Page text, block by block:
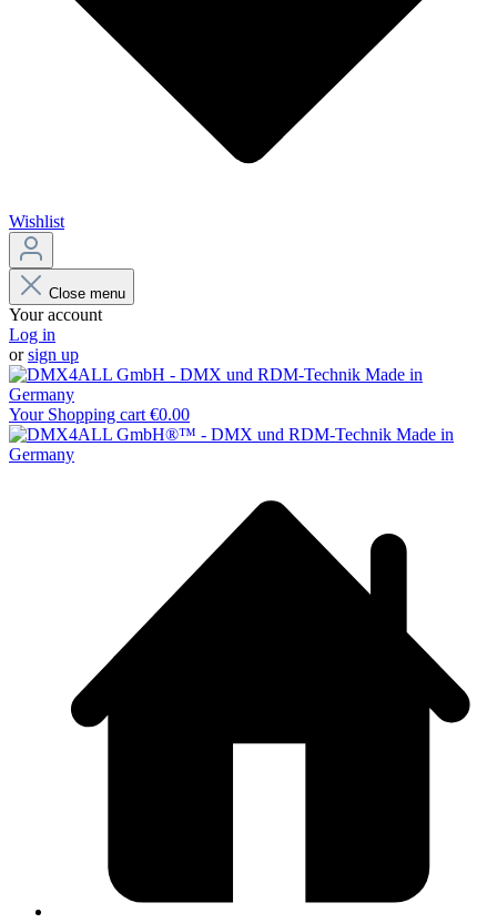
Wishlist
Close menu
Your account
Log in
orsign up
Your Shopping cart €0.00